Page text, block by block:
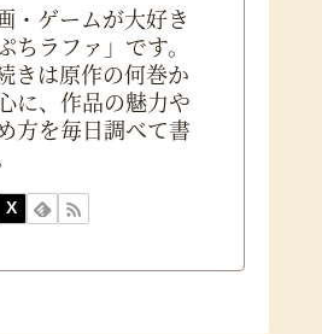
・ゲームが大好き
ちラファ」です。
きは原作の何巻か
に、作品の魅力や
方を毎日調べて書